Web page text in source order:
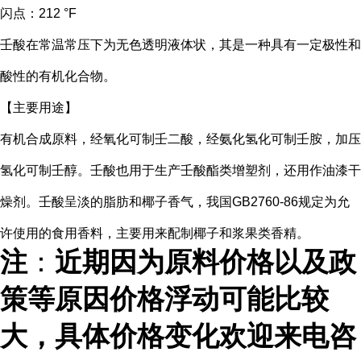
闪点： 212 °F
壬酸在常温常压下为无色透明液体状，其是一种具有一定极性和
酸性的有机化合物。
【主要用途】
有机合成原料，经氧化可制壬二酸，经氨化氢化可制壬胺，加压
氢化可制壬醇。壬酸也用于生产壬酸酯类增塑剂，还用作油漆干
燥剂。壬酸呈淡的脂肪和椰子香气，我国GB2760-86规定为允
许使用的食用香料，主要用来配制椰子和浆果类香精。
注 ： 近期因为原料价格以及政
策等原因价格浮动可能比较
大，具体价格变化欢迎来电咨